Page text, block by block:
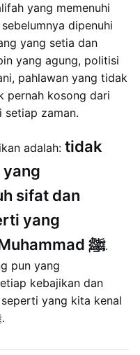
yang memenuhi
dipenuhi
yang setia dan
yang agung, politisi
pahlawan yang tidak
pernah kosong dari
zaman.
adalah: tidak
yang
sifat dan
yang
terkumpul pada Nabi Muhammad ﷺ.
pun yang
kebajikan dan
yang kita kenal
pada Rasulullah Muhammad ﷺ.